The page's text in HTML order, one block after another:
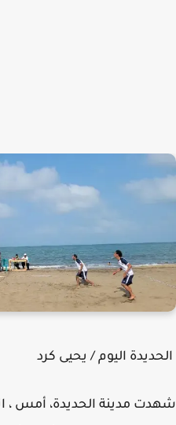
اليوم / يحيى كرد
مدينة الحديدة، أمس ،